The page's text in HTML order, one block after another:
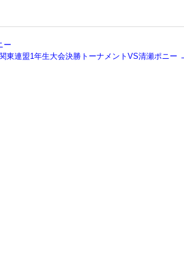
ー
東連盟1年生大会決勝トーナメントVS清瀬ポニー